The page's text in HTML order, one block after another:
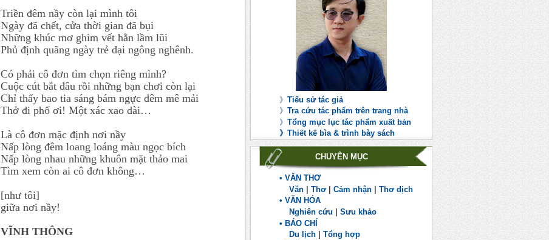
》Tiểu sử tác giả
》Tra cứu tác phẩm trên trang nhà
》Tổng mục lục tác phẩm xuất bản
》Thiết kế bìa & trình bày sách
CHUYÊN MỤC
• VĂN THƠ
Văn |Thơ|Cảm nhận |Thơ dịch
• VĂN HÓA
Nghiên cứu |Sưu khảo
• BÁO CHÍ
Du lịch |Tổng hợp
Triền đêm nầy còn lại mình tôi
Ngày đã chết, cửa thời gian đã bụi
Những khúc mơ ghim vết hằn lầm lũi
Phủ định quãng ngày trẻ dại ngông nghênh.
Có phải cô đơn tìm chọn riêng mình?
Cuộc cút bắt đâu rồi những bạn chơi còn lại
Chỉ thấy bao tia sáng bám ngực đêm mê mải
Thở đi phố ơi! Một xác xao dài…
Là cô đơn mặc định nơi nầy
Nấp lòng đêm loang loáng màu ngọc bích
Nấp lòng nhau những khuôn mặt thảo mai
Tìm xem còn ai cô đơn không…
[như tôi]
giữa nơi nầy!
VĨNH THÔNG